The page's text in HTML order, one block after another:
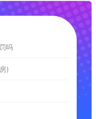
吗
)